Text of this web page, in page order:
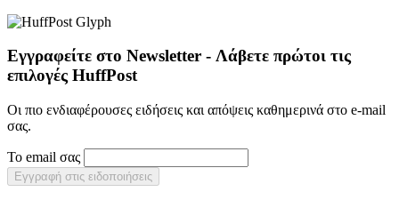
Εγγραφείτε στο Newsletter - Λάβετε πρώτοι τις
επιλογές HuffPost
Οι πιο ενδιαφέρουσες ειδήσεις και απόψεις καθημερινά στο e-mail
σας.
Το email σας
Εγγραφή στις ειδοποιήσεις